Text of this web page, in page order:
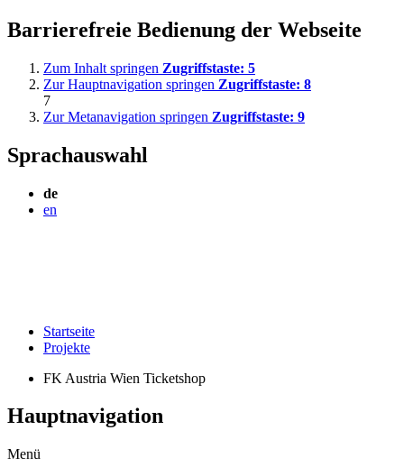
Barrierefreie Bedienung der Webseite
Zum Inhalt springen Zugriffstaste: 5
Zur Hauptnavigation springen Zugriffstaste: 8
7
Zur Metanavigation springen Zugriffstaste: 9
Sprachauswahl
de
en
Startseite
Projekte
FK Austria Wien Ticketshop
Hauptnavigation
Menü